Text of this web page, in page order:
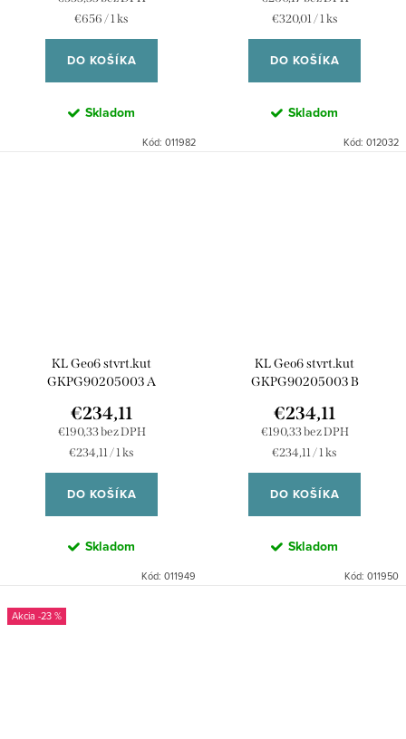
Jednotková
€656 / 1 ks
DO KOŠÍKA
Skladom
Kód: 011982
Jednotková
€320,01 / 1 ks
DO KOŠÍKA
Skladom
Kód: 012032
KL Geo6 stvrt.kut
GKPG90205003 A
€190,33 bez DPH
€234,11
Jednotková
cena:
€234,11 / 1 ks
DO KOŠÍKA
Skladom
Kód: 011949
KL Geo6 stvrt.kut
GKPG90205003 B
€190,33 bez DPH
€234,11
Jednotková
cena:
€234,11 / 1 ks
DO KOŠÍKA
Skladom
Kód: 011950
-23 %